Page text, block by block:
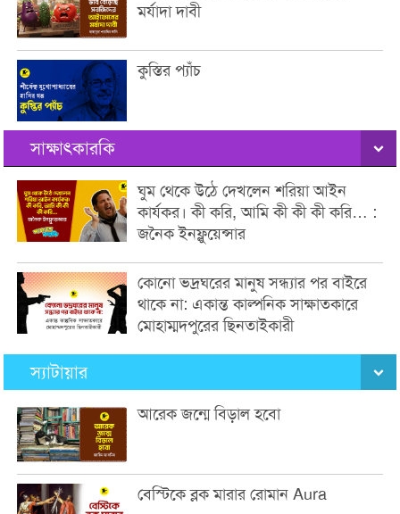
মর্যাদা দাবী
কুস্তির প্যাঁচ
সাক্ষাৎকারকি
ঘুম থেকে উঠে দেখলেন শরিয়া আইন
কার্যকর। কী করি, আমি কী কী কী করি… :
জনৈক ইনফ্লুয়েন্সার
কোনো ভদ্রঘরের মানুষ সন্ধ্যার পর বাইরে
থাকে না: একান্ত কাল্পনিক সাক্ষাতকারে
মোহাম্মদপুরের ছিনতাইকারী
স্যাটায়ার
আরেক জন্মে বিড়াল হবো
বেস্টিকে ব্লক মারার রোমান Aura